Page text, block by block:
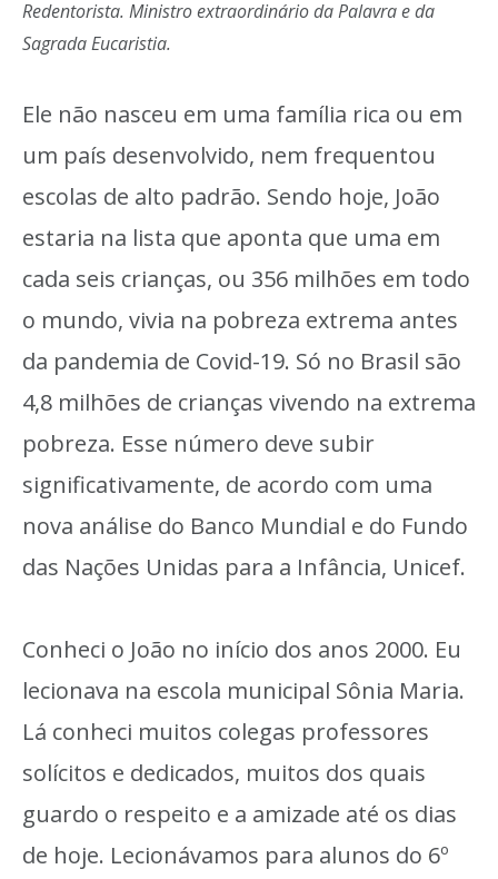
Redentorista. Ministro extraordinário da Palavra e da
Sagrada Eucaristia.
Ele não nasceu em uma família rica ou em
um país desenvolvido, nem frequentou
escolas de alto padrão. Sendo hoje, João
estaria na lista que aponta que uma em
cada seis crianças, ou 356 milhões em todo
o mundo, vivia na pobreza extrema antes
da pandemia de Covid-19. Só no Brasil são
4,8 milhões de crianças vivendo na extrema
pobreza. Esse número deve subir
significativamente, de acordo com uma
nova análise do Banco Mundial e do Fundo
das Nações Unidas para a Infância, Unicef.
Conheci o João no início dos anos 2000. Eu
lecionava na escola municipal Sônia Maria.
Lá conheci muitos colegas professores
solícitos e dedicados, muitos dos quais
guardo o respeito e a amizade até os dias
de hoje. Lecionávamos para alunos do 6º